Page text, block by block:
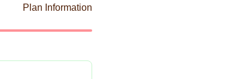
Plan Information